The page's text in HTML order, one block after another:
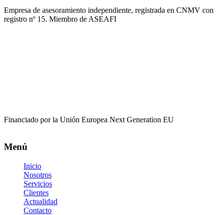
Empresa de asesoramiento independiente, registrada en CNMV con
registro nº 15. Miembro de ASEAFI
Financiado por la Unión Europea Next Generation EU
Menú
Inicio
Nosotros
Servicios
Clientes
Actualidad
Contacto